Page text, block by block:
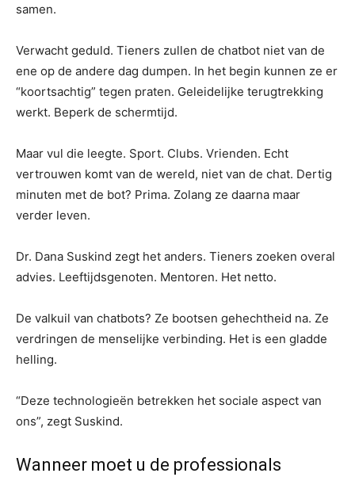
samen.
Verwacht geduld. Tieners zullen de chatbot niet van de
ene op de andere dag dumpen. In het begin kunnen ze er
“koortsachtig” tegen praten. Geleidelijke terugtrekking
werkt. Beperk de schermtijd.
Maar vul die leegte. Sport. Clubs. Vrienden. Echt
vertrouwen komt van de wereld, niet van de chat. Dertig
minuten met de bot? Prima. Zolang ze daarna maar
verder leven.
Dr. Dana Suskind zegt het anders. Tieners zoeken overal
advies. Leeftijdsgenoten. Mentoren. Het netto.
De valkuil van chatbots? Ze bootsen gehechtheid na. Ze
verdringen de menselijke verbinding. Het is een gladde
helling.
“Deze technologieën betrekken het sociale aspect van
ons”, zegt Suskind.
Wanneer moet u de professionals